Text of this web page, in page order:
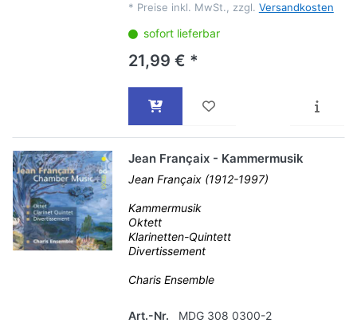
* Preise inkl. MwSt., zzgl. Versandkosten
sofort lieferbar
21,99 € *
Jean Françaix - Kammermusik
Jean Françaix (1912-1997)
Kammermusik
Oktett
Klarinetten-Quintett
Divertissement
Charis Ensemble
Art.-Nr. MDG 308 0300-2